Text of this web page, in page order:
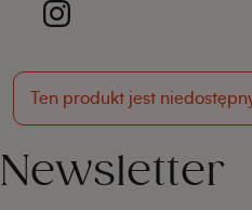
Ten produkt jest
Newsletter